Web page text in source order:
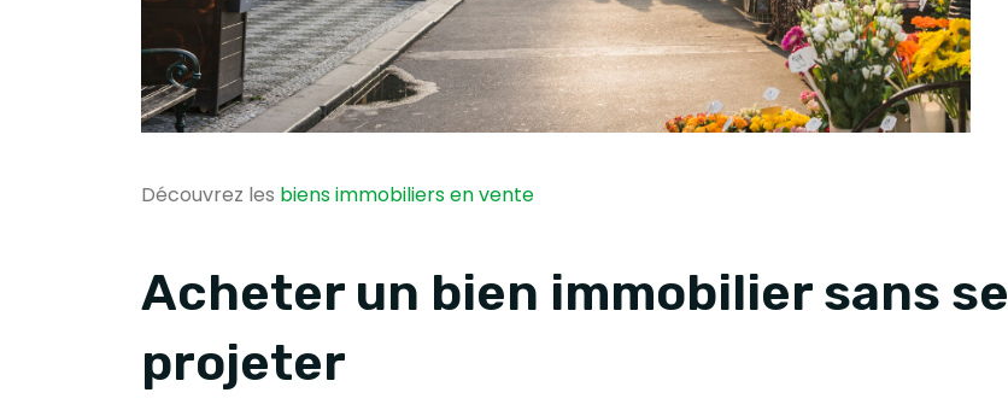
Découvrez les biens immobiliers en vente
Acheter un bien immobilier sans se
projeter